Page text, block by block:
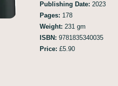
Publishing Date: 2023
Pages: 178
Weight: 231 gm
ISBN: 9781835340035
Price: £5.90